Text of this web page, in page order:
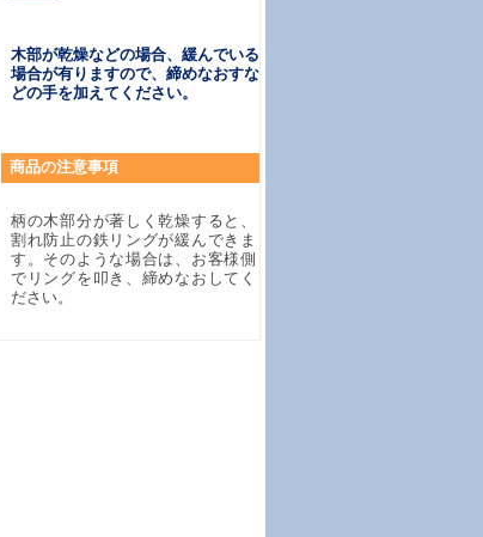
木部が乾燥などの場合、緩んでいる
場合が有りますので、締めなおすな
どの手を加えてください。
商品の注意事項
柄の木部分が著しく乾燥すると、
割れ防止の鉄リングが緩んできま
す。そのような場合は、お客様側
でリングを叩き、締めなおしてく
ださい。